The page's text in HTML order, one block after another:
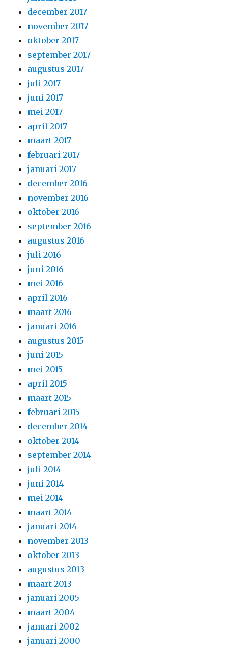
december 2017
november 2017
oktober 2017
september 2017
augustus 2017
juli 2017
juni 2017
mei 2017
april 2017
maart 2017
februari 2017
januari 2017
december 2016
november 2016
oktober 2016
september 2016
augustus 2016
juli 2016
juni 2016
mei 2016
april 2016
maart 2016
januari 2016
augustus 2015
juni 2015
mei 2015
april 2015
maart 2015
februari 2015
december 2014
oktober 2014
september 2014
juli 2014
juni 2014
mei 2014
maart 2014
januari 2014
november 2013
oktober 2013
augustus 2013
maart 2013
januari 2005
maart 2004
januari 2002
januari 2000